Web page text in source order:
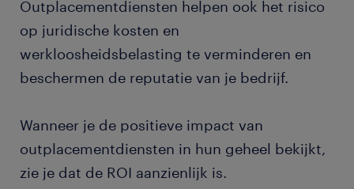
Outplacementdiensten helpen ook het risico
op juridische kosten en
werkloosheidsbelasting te verminderen en
beschermen de reputatie van je bedrijf.
Wanneer je de positieve impact van
outplacementdiensten in hun geheel bekijkt,
zie je dat de ROI aanzienlijk is.